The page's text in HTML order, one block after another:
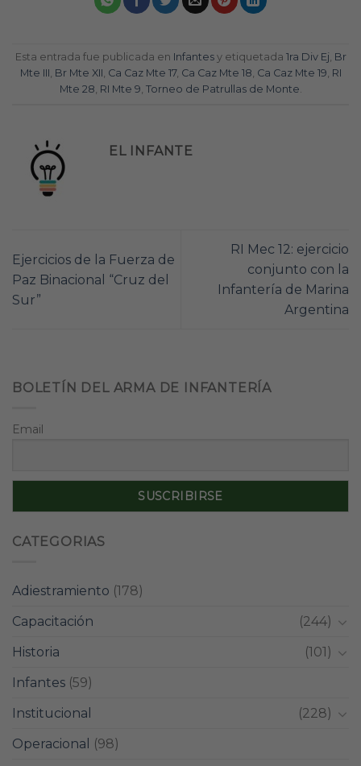
Esta entrada fue publicada en Infantesy etiquetada 1ra Div Ej, Br
Mte III, Br Mte XII, Ca Caz Mte 17, Ca Caz Mte 18, Ca Caz Mte 19, RI
Mte 28, RI Mte 9, Torneo de Patrullas de Monte.
EL INFANTE
Ejercicios de la Fuerza de
Paz Binacional “Cruz del
Sur”
RI Mec 12: ejercicio
conjunto con la
Infantería de Marina
Argentina
BOLETÍN DEL ARMA DE INFANTERÍA
Email
CATEGORIAS
Adiestramiento (178)
Capacitación
(244)
Historia
(101)
Infantes (59)
Institucional
(228)
Operacional
(98)